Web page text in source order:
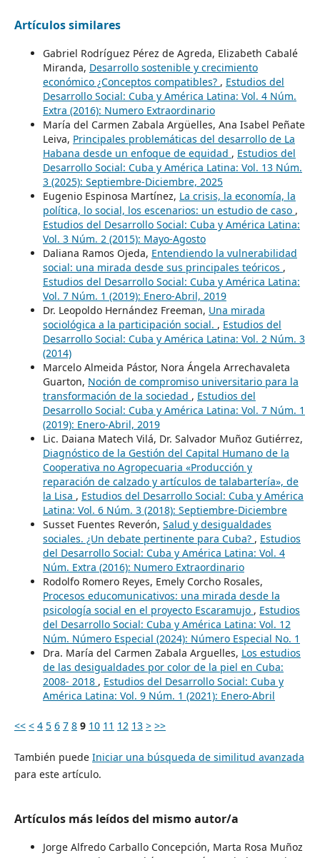
Artículos similares
Gabriel Rodríguez Pérez de Agreda, Elizabeth Cabalé
Miranda, Desarrollo sostenible y crecimiento
económico ¿Conceptos compatibles? , Estudios del
Desarrollo Social: Cuba y América Latina: Vol. 4 Núm.
Extra (2016): Numero Extraordinario
María del Carmen Zabala Argüelles, Ana Isabel Peñate
Leiva, Principales problemáticas del desarrollo de La
Habana desde un enfoque de equidad , Estudios del
Desarrollo Social: Cuba y América Latina: Vol. 13 Núm.
3 (2025): Septiembre-Diciembre, 2025
Eugenio Espinosa Martínez, La crisis, la economía, la
política, lo social, los escenarios: un estudio de caso ,
Estudios del Desarrollo Social: Cuba y América Latina:
Vol. 3 Núm. 2 (2015): Mayo-Agosto
Daliana Ramos Ojeda, Entendiendo la vulnerabilidad
social: una mirada desde sus principales teóricos ,
Estudios del Desarrollo Social: Cuba y América Latina:
Vol. 7 Núm. 1 (2019): Enero-Abril, 2019
Dr. Leopoldo Hernández Freeman, Una mirada
sociológica a la participación social. , Estudios del
Desarrollo Social: Cuba y América Latina: Vol. 2 Núm. 3
(2014)
Marcelo Almeida Pástor, Nora Ángela Arrechavaleta
Guarton, Noción de compromiso universitario para la
transformación de la sociedad , Estudios del
Desarrollo Social: Cuba y América Latina: Vol. 7 Núm. 1
(2019): Enero-Abril, 2019
Lic. Daiana Matech Vilá, Dr. Salvador Muñoz Gutiérrez,
Diagnóstico de la Gestión del Capital Humano de la
Cooperativa no Agropecuaria «Producción y
reparación de calzado y artículos de talabartería», de
la Lisa , Estudios del Desarrollo Social: Cuba y América
Latina: Vol. 6 Núm. 3 (2018): Septiembre-Diciembre
Susset Fuentes Reverón, Salud y desigualdades
sociales. ¿Un debate pertinente para Cuba? , Estudios
del Desarrollo Social: Cuba y América Latina: Vol. 4
Núm. Extra (2016): Numero Extraordinario
Rodolfo Romero Reyes, Emely Corcho Rosales,
Procesos educomunicativos: una mirada desde la
psicología social en el proyecto Escaramujo , Estudios
del Desarrollo Social: Cuba y América Latina: Vol. 12
Núm. Número Especial (2024): Número Especial No. 1
Dra. María del Carmen Zabala Arguelles, Los estudios
de las desigualdades por color de la piel en Cuba:
2008- 2018 , Estudios del Desarrollo Social: Cuba y
América Latina: Vol. 9 Núm. 1 (2021): Enero-Abril
<< < 4 5 6 7 8 9 10 11 12 13 > >>
También puede Iniciar una búsqueda de similitud avanzada
para este artículo.
Artículos más leídos del mismo autor/a
Jorge Alfredo Carballo Concepción, Marta Rosa Muñoz